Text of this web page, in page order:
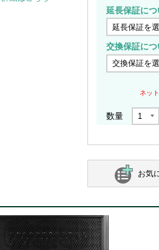
延長保証につ
交換保証につ
ネッ
数量
お気